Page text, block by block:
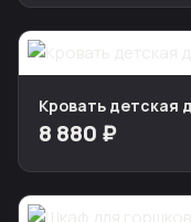
Кровать детская
8 880 ₽